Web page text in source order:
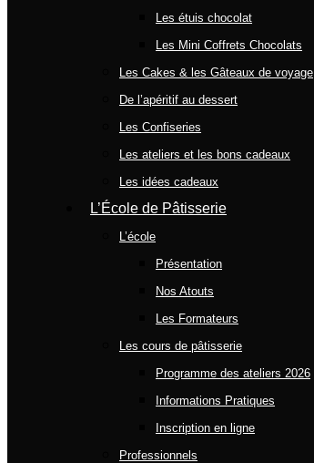
Les étuis chocolat
Les Mini Coffrets Chocolats
Les Cakes & les Gâteaux de voyage
De l’apéritif au dessert
Les Confiseries
Les ateliers et les bons cadeaux
Les idées cadeaux
L’École de Pâtisserie
L’école
Présentation
Nos Atouts
Les Formateurs
Les cours de pâtisserie
Programme des ateliers 2026
Informations Pratiques
Inscription en ligne
Professionnels